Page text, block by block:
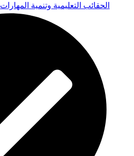
الحقائب التعليمية وتنمية المهارات